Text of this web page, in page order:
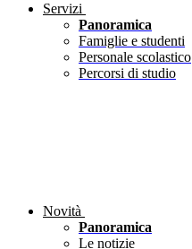
Servizi
Panoramica
Famiglie e studenti
Personale scolastico
Percorsi di studio
Novità
Panoramica
Le notizie